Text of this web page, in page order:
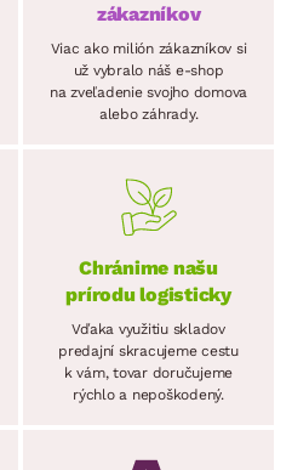
zákazníkov
Viac ako milión zákazníkov si
už vybralo náš e-shop
na zveľadenie svojho domova
alebo záhrady.
Chránime našu
prírodu logisticky
Vďaka využitiu skladov
predajní skracujeme cestu
k vám, tovar doručujeme
rýchlo a nepoškodený.